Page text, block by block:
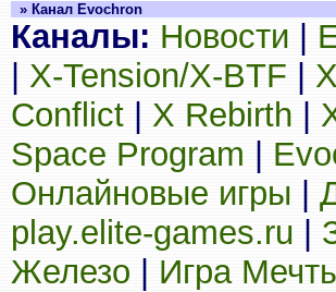
» Канал Evochron
Каналы: Новости
X-Tension/X-BTF
Conflict
X Rebirth
Space Program
Онлайновые игры
play.elite-games.ru
Железо
Игра